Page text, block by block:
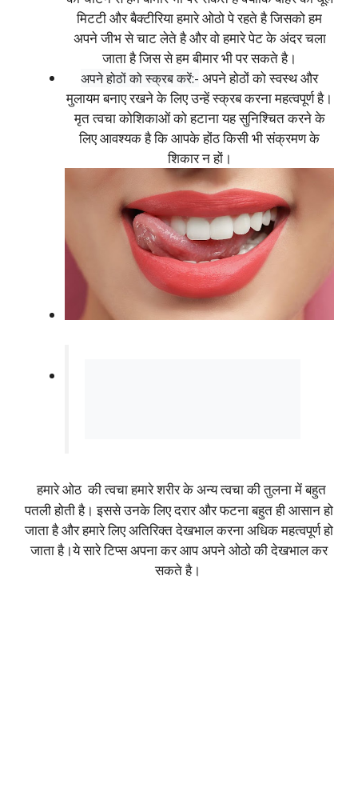
मिटटी और बैक्टीरिया हमारे ओठो पे रहते है जिसको हम
अपने जीभ से चाट लेते है और वो हमारे पेट के अंदर चला
जाता है जिस से हम बीमार भी पर सकते है।
अपने होठों को स्क्रब करें:- अपने होठों को स्वस्थ और
मुलायम बनाए रखने के लिए उन्हें स्क्रब करना महत्वपूर्ण है।
मृत त्वचा कोशिकाओं को हटाना यह सुनिश्चित करने के
लिए आवश्यक है कि आपके होंठ किसी भी संक्रमण के
शिकार न हों।
हमारे ओठ की त्वचा हमारे शरीर के अन्यत्वचाकी तुलना में बहुत
पतली होती है। इससे उनके लिए दरार और फटना बहुत ही आसान हो
जाता है और हमारे लिए अतिरिक्त देखभाल करना अधिक महत्वपूर्ण हो
जाता है।ये सारे टिप्स अपना कर आप अपने ओठो की देखभाल कर
सकते है।